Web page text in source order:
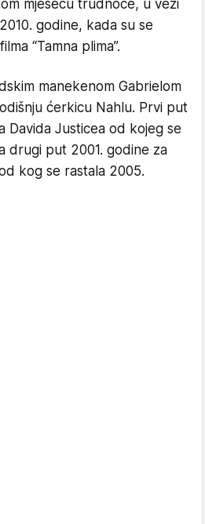
mjesecu trudnoće, u vezi
godine, kada su se
“Tamna plima”.
manekenom Gabrielom
ćerkicu Nahlu. Prvi put
Davida Justicea od kojeg se
drugi put 2001. godine za
kog se rastala 2005.